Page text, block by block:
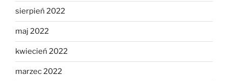
sierpień 2022
maj 2022
kwiecień 2022
marzec 2022